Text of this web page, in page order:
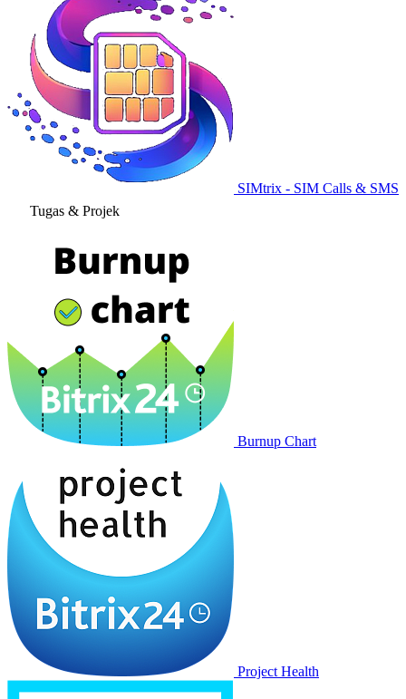
SIMtrix - SIM Calls & SMS
Tugas & Projek
Burnup Chart
Project Health